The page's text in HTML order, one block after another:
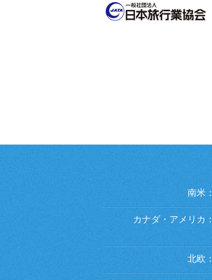
南米：
カナダ・アメリカ：
北欧：